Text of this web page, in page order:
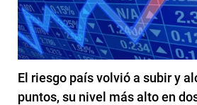
El riesgo país volvió a subir y
puntos, su nivel más alto en